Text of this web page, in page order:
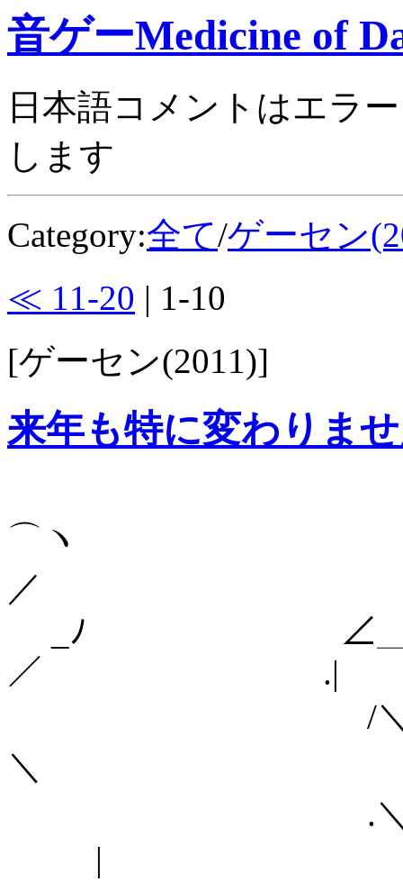
音ゲーMedicine of
日本語コメントはエラ
します
Category:全て/ゲーセン
≪ 11-20 | 1-10
[ゲーセン(2011)]
来年も特に変わりま
⌒ヽ
／
_ﾉ ∠＿__＿＿
／ .|
/
＼
.＼
|